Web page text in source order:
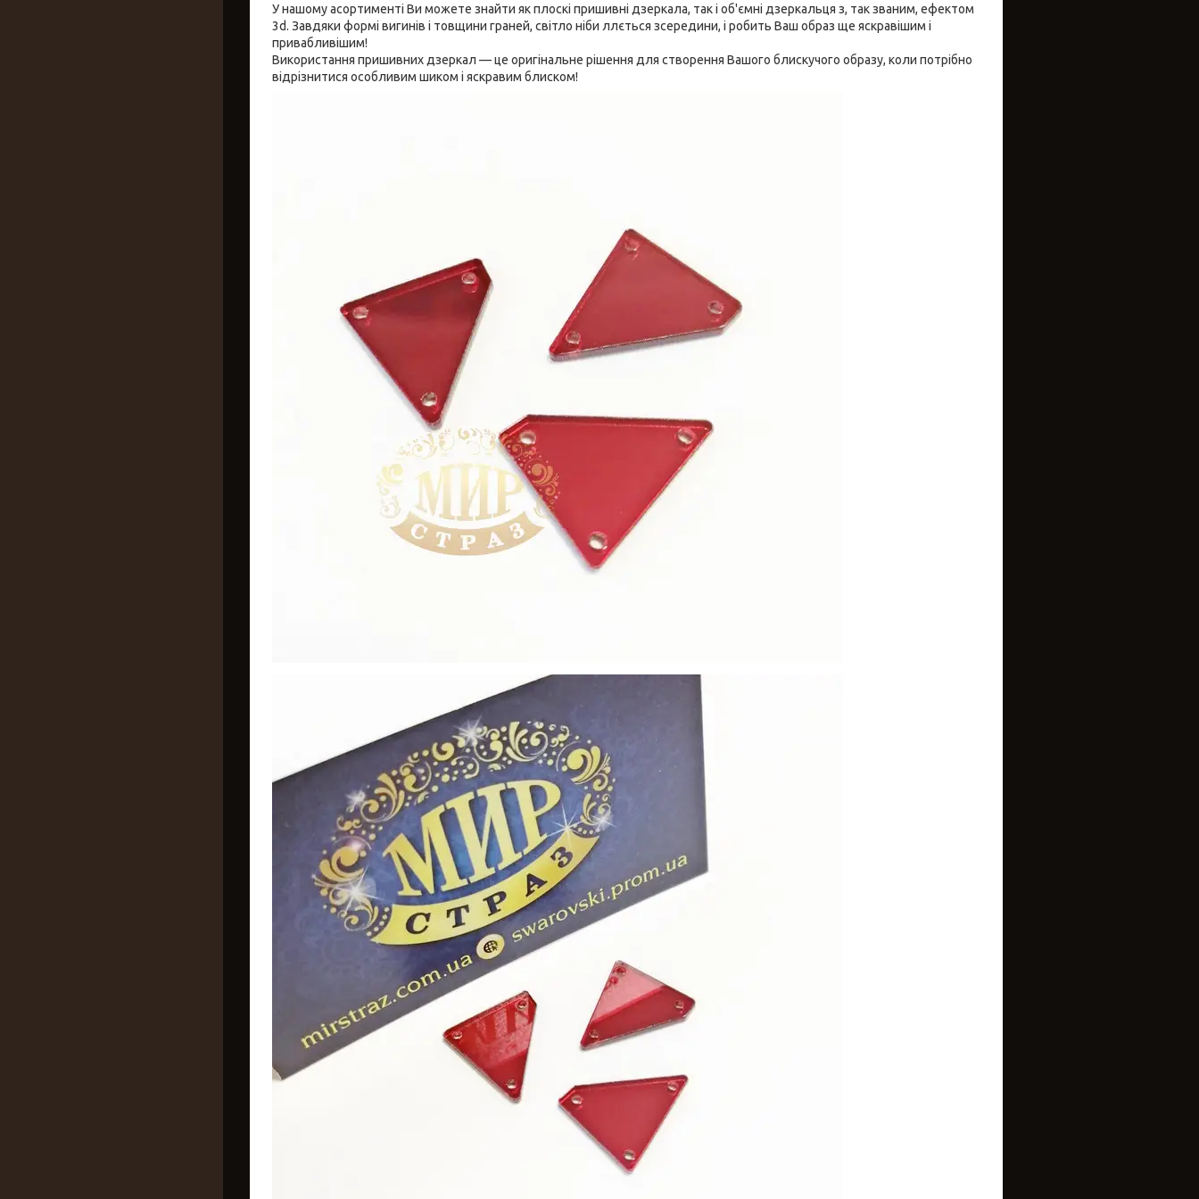
У нашому асортименті Ви можете знайти як плоскі пришивні дзеркала, так і об'ємні дзеркальця з, так званим, ефектом
3d. Завдяки формі вигинів і товщини граней, світло ніби ллється зсередини, і робить Ваш образ ще яскравішим і
привабливішим!
Використання пришивних дзеркал — це оригінальне рішення для створення Вашого блискучого образу, коли потрібно
відрізнитися особливим шиком і яскравим блиском!